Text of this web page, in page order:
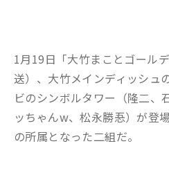
1月19日「大竹まことゴール
送）、大竹メインディッシュ
ビのシンボルタワー（隆二、
ッちゃんw、松永勝忢）が登
の所属となった二組だ。